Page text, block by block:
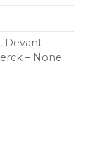
Devant
– None